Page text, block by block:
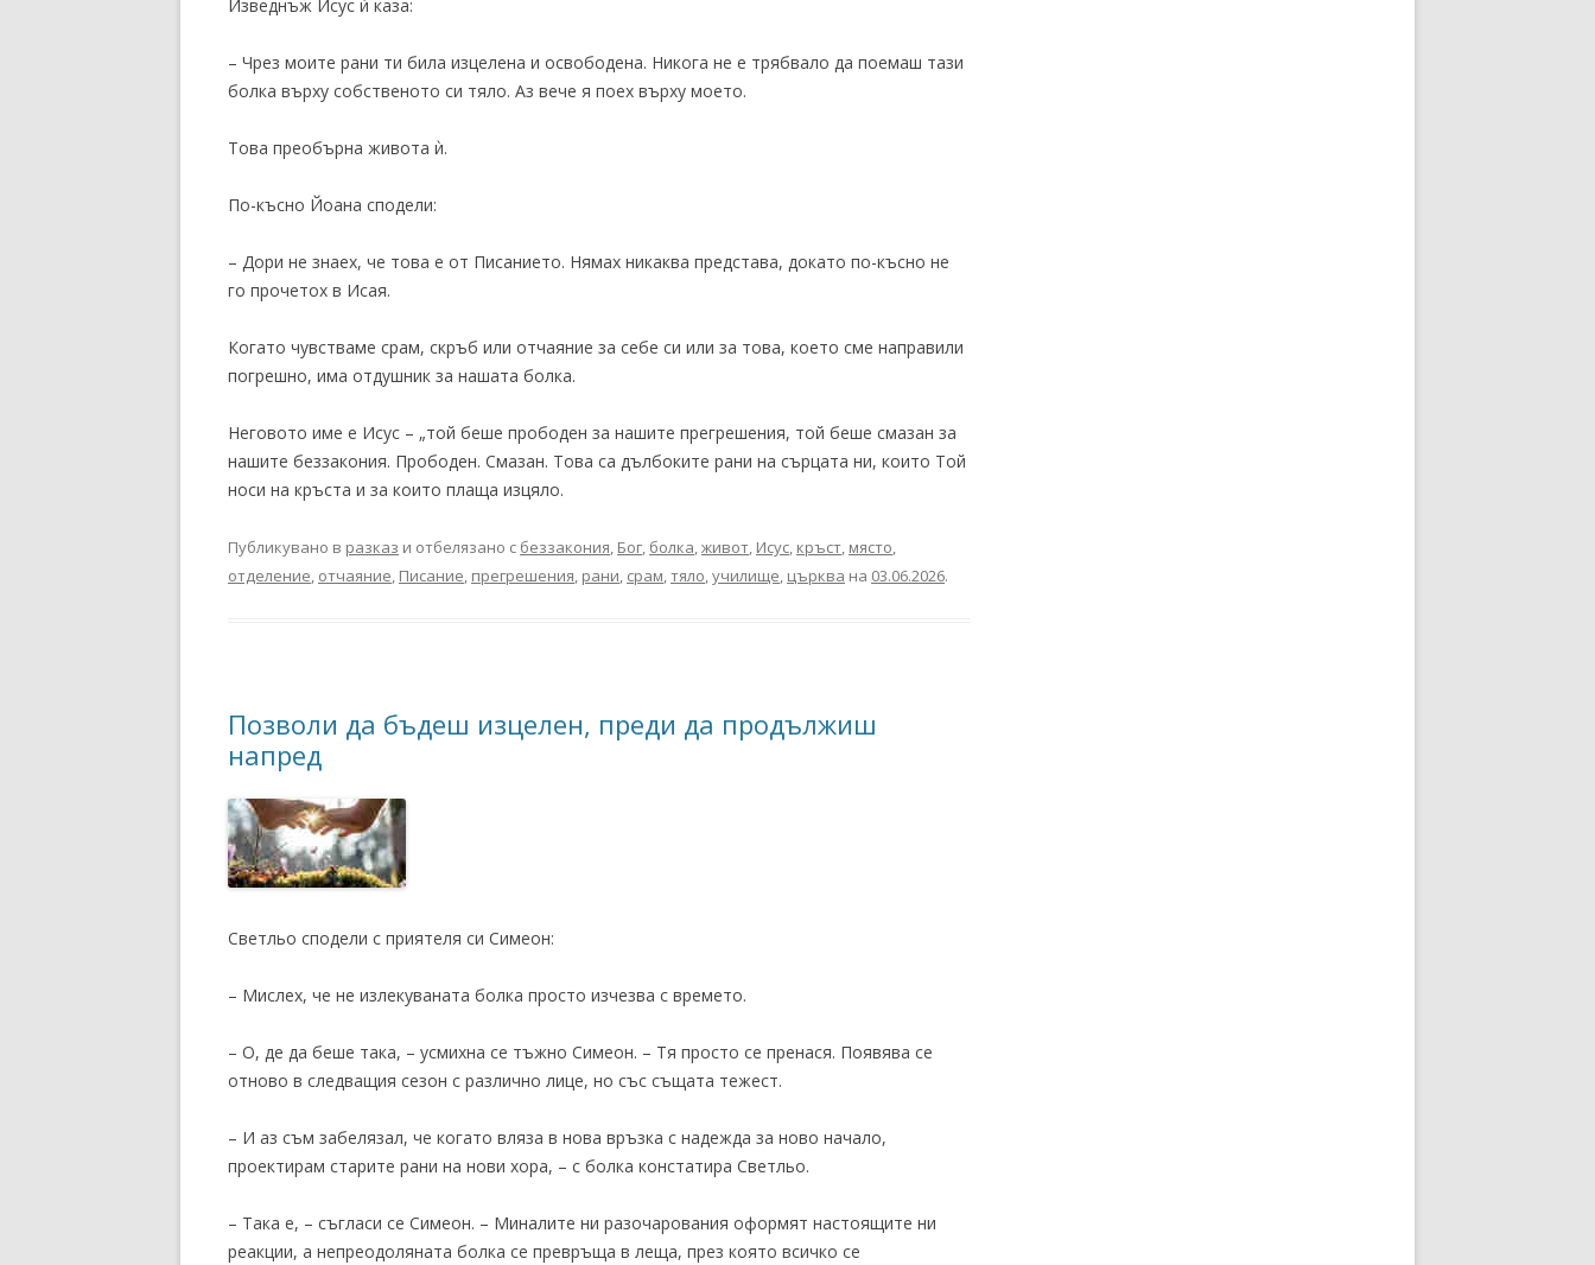
Изведнъж Исус ѝ каза:
– Чрез моите рани ти била изцелена и освободена. Никога не е трябвало да поемаш тази
болка върху собственото си тяло. Аз вече я поех върху моето.
Това преобърна живота ѝ.
По-късно Йоана сподели:
– Дори не знаех, че това е от Писанието. Нямах никаква представа, докато по-късно не
го прочетох в Исая.
Когато чувстваме срам, скръб или отчаяние за себе си или за това, което сме направили
погрешно, има отдушник за нашата болка.
Неговото име е Исус – „той беше прободен за нашите прегрешения, той беше смазан за
нашите беззакония. Прободен. Смазан. Това са дълбоките рани на сърцата ни, които Той
носи на кръста и за които плаща изцяло.
Публикувано в разказ и отбелязано с беззакония, Бог, болка,живот, Исус, кръст, място,
отделение, отчаяние, Писание, прегрешения, рани, срам,тяло,училище, църква на 03.06.2026.
Позволи да бъдеш изцелен, преди да продължиш
напред
Светльо сподели с приятеля си Симеон:
– Мислех, че не излекуваната болка просто изчезва с времето.
– О, де да беше така, – усмихна се тъжно Симеон. – Тя просто се пренася. Появява се
отново в следващия сезон с различно лице, но със същата тежест.
– И аз съм забелязал, че когато вляза в нова връзка с надежда за ново начало,
проектирам старите рани на нови хора, – с болка констатира Светльо.
– Така е, – съгласи се Симеон. – Миналите ни разочарования оформят настоящите ни
реакции, а непреодоляната болка се превръща в леща, през която всичко се